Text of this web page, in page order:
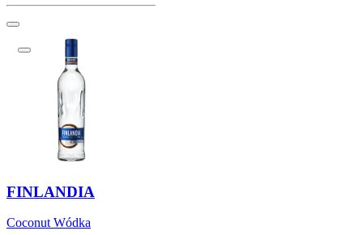
FINLANDIA
Coconut Wódka